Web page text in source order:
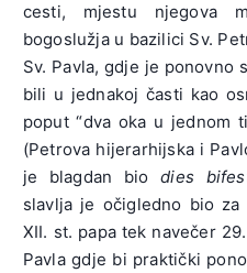
cesti, mjestu njegova
bogoslužja u bazilici Sv.
Sv. Pavla, gdje je ponovno
bili u jednakoj časti kao
poput “dva oka u jednom
(Petrova hijerarhijska i
je blagdan biodies
slavlja je očigledno bio
XII. st. papa tek navečer
Pavla gdje bi praktički